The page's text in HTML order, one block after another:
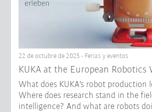
22 de octubre de 2025 - Ferias y eventos
KUKA at the European Robotics
What does KUKA's robot production
Where does research stand in the
intelligence? And what are robots